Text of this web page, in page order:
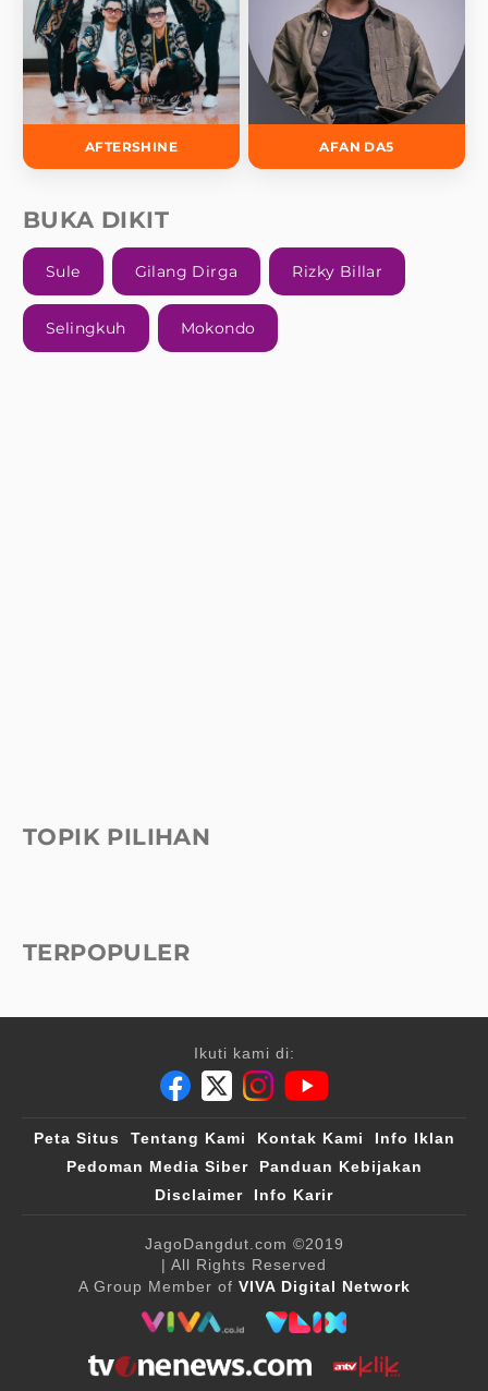
AFTERSHINE AFAN DA5
BUKA DIKIT
Sule Gilang Dirga Rizky Billar
Selingkuh Mokondo
TOPIK PILIHAN
TERPOPULER
Ikuti kami di:
Peta Situs Tentang Kami Kontak Kami
Info Iklan
Pedoman Media Siber
Panduan Kebijakan
Disclaimer
Info Karir
JagoDangdut.com ©2019
| All Rights Reserved
A Group Member of VIVA Digital Network